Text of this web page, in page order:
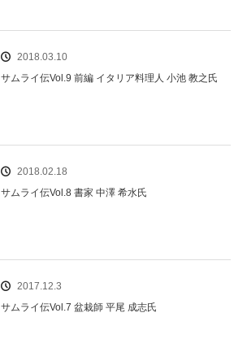
2018.03.10
サムライ伝Vol.9 前編 イタリア料理人 小池 教之氏
2018.02.18
サムライ伝Vol.8 書家 中澤 希水氏
2017.12.3
サムライ伝Vol.7 盆栽師 平尾 成志氏